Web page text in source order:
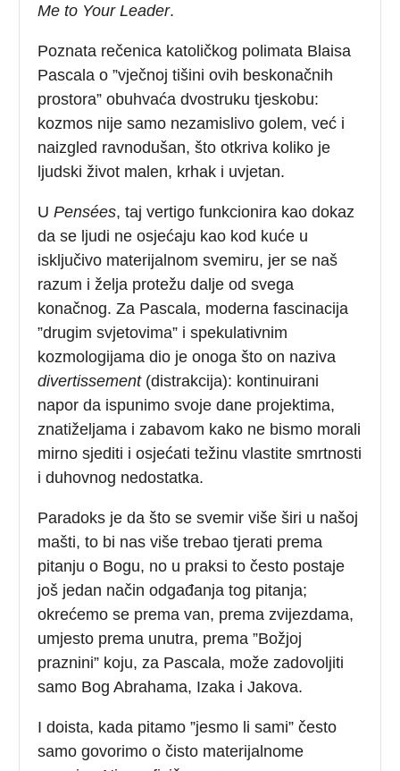
Me to Your Leader.
Poznata rečenica katoličkog polimata Blaisa
Pascala o ”vječnoj tišini ovih beskonačnih
prostora” obuhvaća dvostruku tjeskobu:
kozmos nije samo nezamislivo golem, već i
naizgled ravnodušan, što otkriva koliko je
ljudski život malen, krhak i uvjetan.
UPensées, taj vertigo funkcionira kao dokaz
da se ljudi ne osjećaju kao kod kuće u
isključivo materijalnom svemiru, jer se naš
razum i želja protežu dalje od svega
konačnog. Za Pascala, moderna fascinacija
”drugim svjetovima” i spekulativnim
kozmologijama dio je onoga što on naziva
divertissement(distrakcija): kontinuirani
napor da ispunimo svoje dane projektima,
znatiželjama i zabavom kako ne bismo morali
mirno sjediti i osjećati težinu vlastite smrtnosti
i duhovnog nedostatka.
Paradoks je da što se svemir više širi u našoj
mašti, to bi nas više trebao tjerati prema
pitanju o Bogu, no u praksi to često postaje
još jedan način odgađanja tog pitanja;
okrećemo se prema van, prema zvijezdama,
umjesto prema unutra, prema ”Božjoj
praznini” koju, za Pascala, može zadovoljiti
samo Bog Abrahama, Izaka i Jakova.
I doista, kada pitamo ”jesmo li sami” često
samo govorimo o čisto materijalnome